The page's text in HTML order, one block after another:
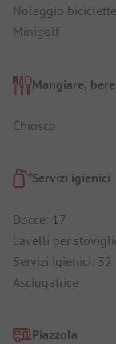
Noleggio biciclette
Minigolf
Mangiare,
Chiosco
Servizi igienici
Docce: 17
Lavelli per
Servizi igienici: 32
Asciugatrice
Piazzola